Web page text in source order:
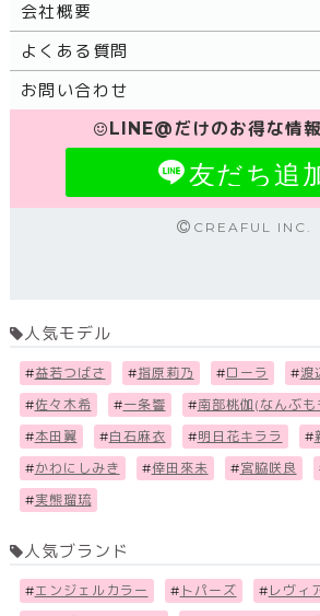
会社概要
よくある質問
お問い合わせ
LINE@だけのお得な情
友だち追
CREAFUL INC.
人気モデル
#益若つばさ #指原莉乃 #ローラ #渡
#佐々木希 #一条響 #南部桃伽(なんぶも
#本田翼 #白石麻衣 #明日花キララ #
#かわにしみき #倖田來未 #宮脇咲良
#実熊瑠琉
人気ブランド
#エンジェルカラー # トパーズ # レヴィ